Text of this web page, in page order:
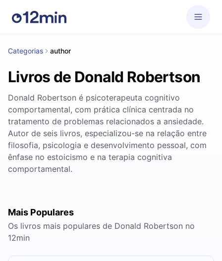
Categorias author
Livros de Donald Robertson
Donald Robertson é psicoterapeuta cognitivo
comportamental, com prática clínica centrada no
tratamento de problemas relacionados a ansiedade.
Autor de seis livros, especializou-se na relação entre
filosofia, psicologia e desenvolvimento pessoal, com
ênfase no estoicismo e na terapia cognitiva
comportamental.
Mais Populares
Os livros mais populares de Donald Robertson no
12min